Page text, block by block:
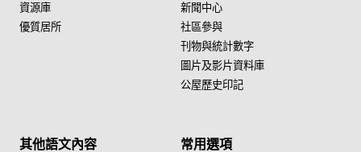
資源庫
優質居所
新聞中心
社區參與
刊物與統計數字
圖片及影片資料庫
公屋歷史印記
其他語文內容 常用選項